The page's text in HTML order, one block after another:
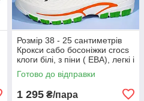
Розмір 38 - 25 сантиметрів
Крокси сабо босоніжки crocs
клоги білі, з піни ( ЕВА), легкі і
зручні
Готово до відправки
1 295 ₴/пара